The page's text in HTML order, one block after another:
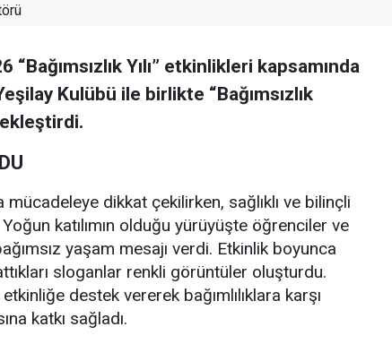
“Bağımsızlık Yılı” etkinlikleri kapsamında
Kulübü ile birlikte “Bağımsızlık
mücadeleye dikkat çekilirken, sağlıklı ve bilinçli
katılımın olduğu yürüyüşte öğrenciler ve
yaşam mesajı verdi. Etkinlik boyunca
sloganlar renkli görüntüler oluşturdu.
destek vererek bağımlılıklara karşı
katkı sağladı.